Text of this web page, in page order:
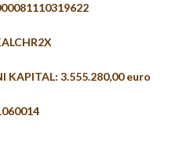
KAPITAL: 3.555.280,00 euro